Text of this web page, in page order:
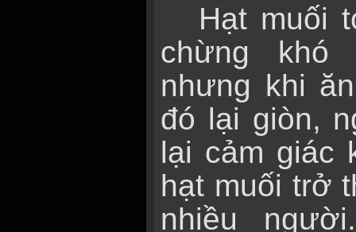
Hạt muối
chừng
nhưng khi
đó lại giòn,
lại cảm giác
hạt muối trở
nhiều